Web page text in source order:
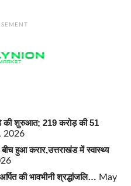
की शुरुआत; 219 करोड़ की 51
2026
हुआ करार,उत्तराखंड में स्वास्थ्य
की भावभीनी श्रद्धांजलि… May